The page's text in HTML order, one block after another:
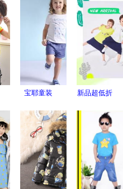
宝耶童装
绽放多彩童
年
新品超低折
童装六一钜
惠来袭